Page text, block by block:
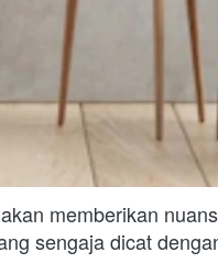
memberikan
sengaja dicat